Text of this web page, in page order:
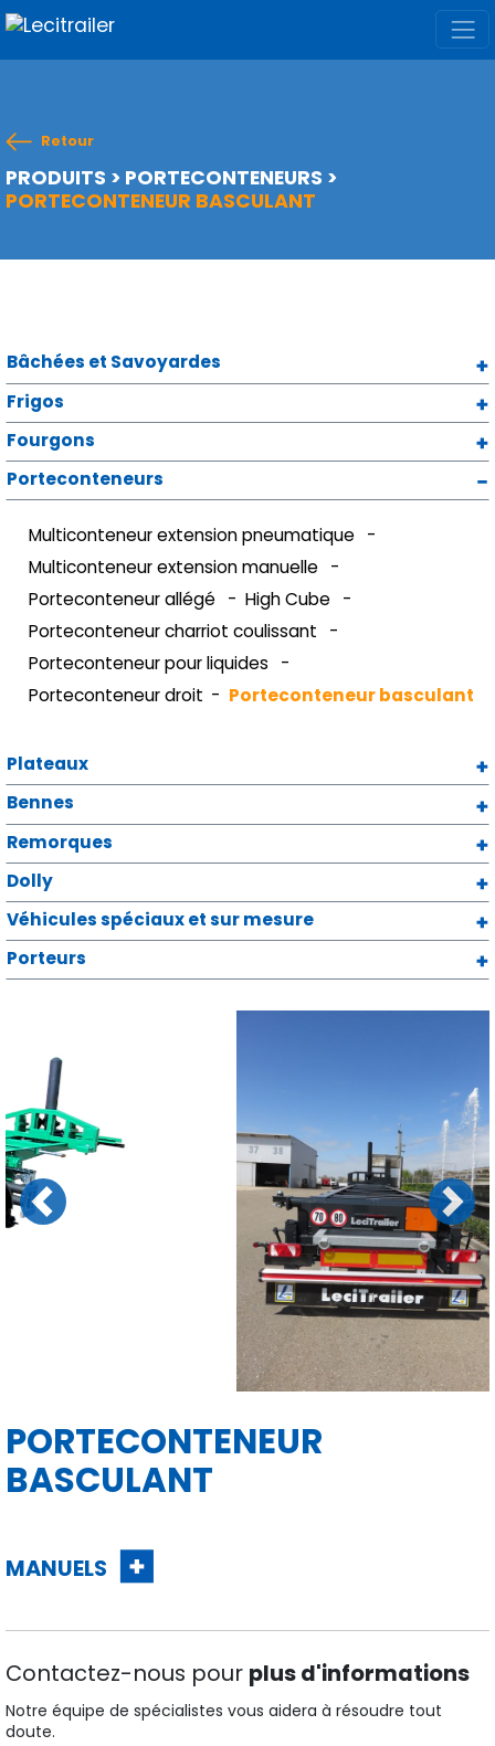
Retour
PRODUITS > PORTECONTENEURS >
PORTECONTENEUR BASCULANT
Bâchées et Savoyardes
Frigos
Fourgons
Porteconteneurs
Multiconteneur extension pneumatique
Multiconteneur extension manuelle
Porteconteneur allégé
High Cube
Porteconteneur charriot coulissant
Porteconteneur pour liquides
Porteconteneur droit
Porteconteneur basculant
Plateaux
Bennes
Remorques
Dolly
Véhicules spéciaux et sur mesure
Porteurs
Previous Next
PORTECONTENEUR
BASCULANT
MANUELS
Contactez-nous pour plus d'informations
Notre équipe de spécialistes vous aidera à résoudre tout
doute.